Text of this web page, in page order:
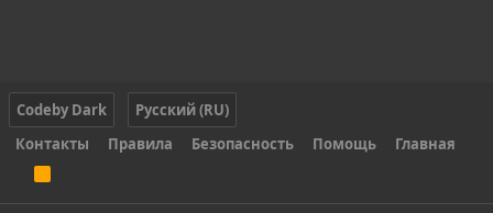
Codeby Dark
Русский (RU)
Контакты
Правила Безопасность Помощь Главная
S